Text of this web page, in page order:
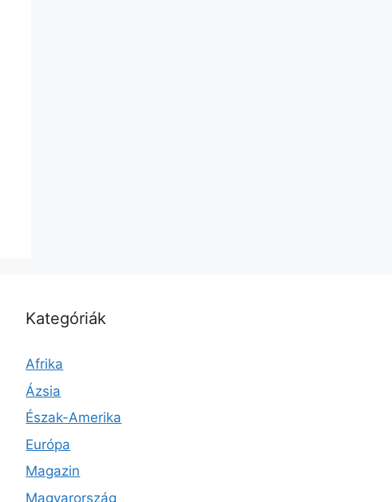
Kategóriák
Afrika
Ázsia
Észak-Amerika
Európa
Magazin
Magyarország